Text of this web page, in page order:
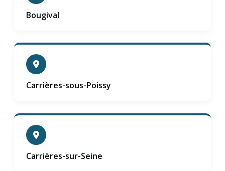
Bougival
Carrières-sous-Poissy
Carrières-sur-Seine